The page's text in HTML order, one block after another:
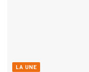
LA UNE